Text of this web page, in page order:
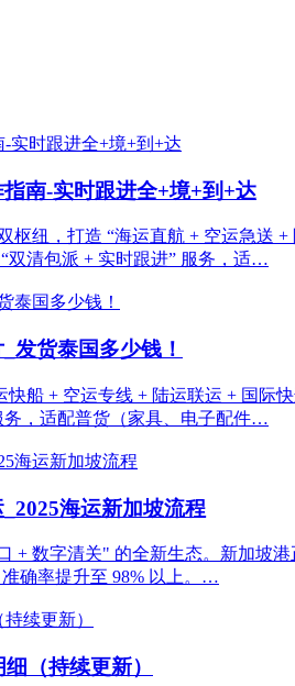
南-实时跟进全+境+到+达
纽，打造 “海运直航 + 空运急送
双清包派 + 实时跟进” 服务，适…
发货泰国多少钱！
船 + 空运专线 + 陆运联运 + 国际
务，适配普货（家具、电子配件…
海运新加坡流程
+ 数字清关" 的全新生态。新加坡
确率提升至 98% 以上。…
（持续更新）